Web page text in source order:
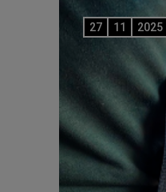
27 11 2025